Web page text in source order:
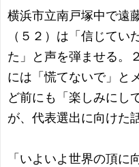
横浜市立南戸塚中で遠
（５２）は「信じてい
た」と声を弾ませる。
には「慌てないで」と
ど前にも「楽しみにし
が、代表選出に向けた
「いよいよ世界の頂に